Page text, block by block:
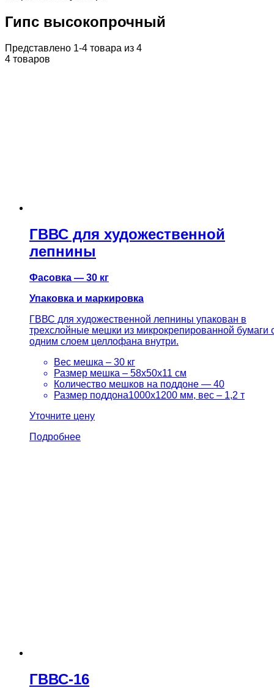
Гипс высокопрочный
Представлено 1-4 товара из 4
4 товаров
ГВВС для художественной
лепнины
Фасовка — 30 кг
Упаковка и маркировка
ГВВС для художественной лепнины упакован в
трехслойные мешки из микрокрепированной бумаги
одним слоем целлофана внутри.
Вес мешка – 30 кг
Размер мешка – 58х50х11 см
Количество мешков на поддоне — 40
Размер поддона1000х1200 мм, вес – 1,2 т
Уточните цену
Подробнее
ГВВС-16